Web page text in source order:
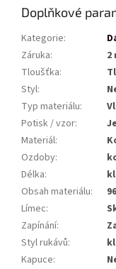
Doplňkové
Kategorie:
Záruka:
2
Tloušťka:
Styl:
Typ materiálu:
Potisk / vzor:
Materiál:
Ozdoby:
Délka:
Obsah materiálu:
Límec:
Zapínání:
Styl rukávů:
Kapuce: